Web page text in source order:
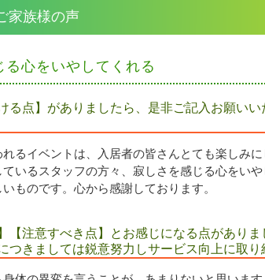
家族様の声
る心をいやしてくれる
る点】がありましたら、是非ご記入お願い
るイベントは、入居者の皆さんとても楽しみに
いるスタッフの方々、寂しさを感じる心をい
ものです。心から感謝しております。
【注意すべき点】とお感じになる点があり
つきましては鋭意努力しサービス向上に取り